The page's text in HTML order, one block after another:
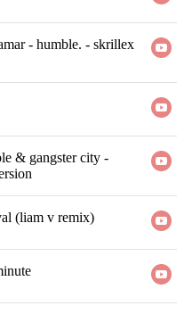
- humble. - skrillex
& gangster city -
(liam v remix)